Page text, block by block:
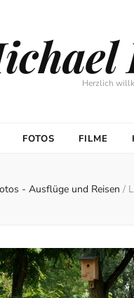
Herzlich
FOTOS FILME
- Ausflüge und Reisen /